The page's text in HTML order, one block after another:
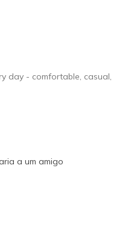
day - comfortable, casual,
a um amigo